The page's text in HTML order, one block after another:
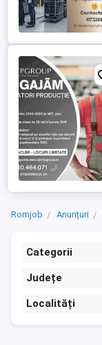
Romjob Anunțuri
Categorii
Județe
Localități